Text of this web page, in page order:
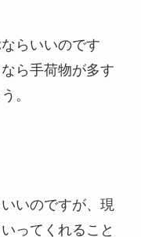
らいいのです
ら手荷物が多す
。
いのですが、現
ってくれること